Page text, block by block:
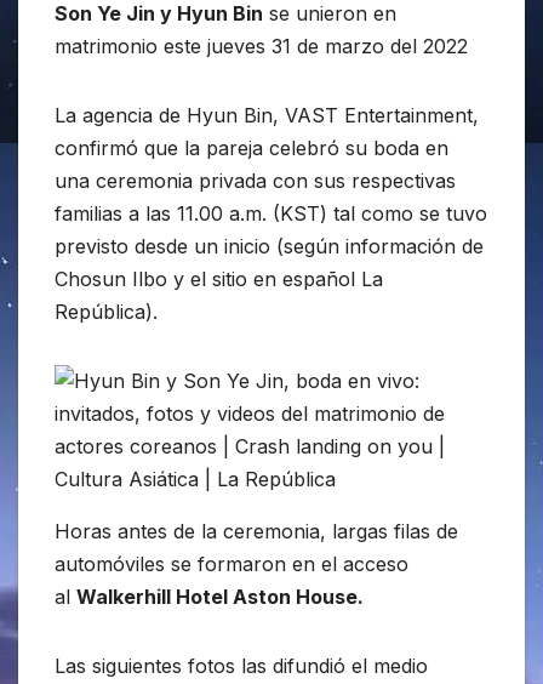
Son Ye Jin y Hyun Bin se unieron en
matrimonio este jueves 31 de marzo del 2022
La agencia de Hyun Bin, VAST Entertainment,
confirmó que la pareja celebró su boda en
una ceremonia privada con sus respectivas
familias a las 11.00 a.m. (KST) tal como se tuvo
previsto desde un inicio (según información de
Chosun Ilbo y el sitio en español La
República).
Horas antes de la ceremonia, largas filas de
automóviles se formaron en el acceso
al Walkerhill Hotel Aston House.
Las siguientes fotos las difundió el medio